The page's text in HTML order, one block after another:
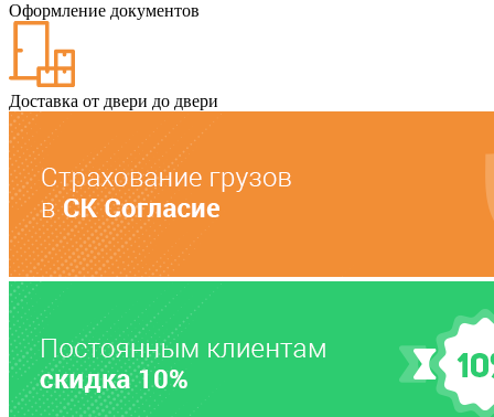
Оформление документов
Доставка от двери до двери